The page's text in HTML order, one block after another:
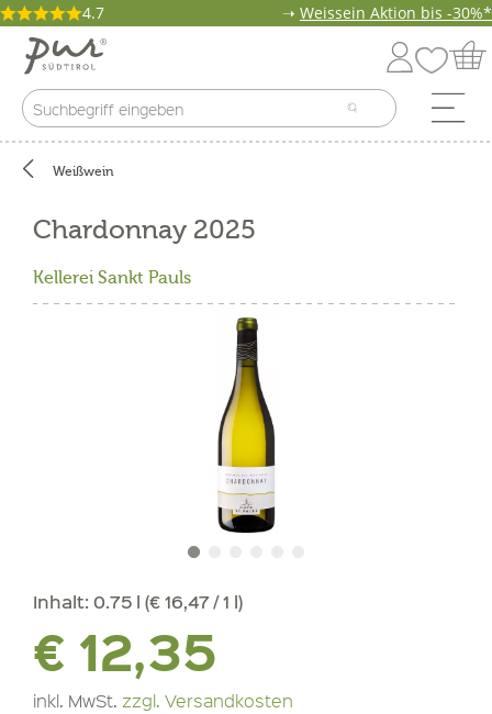
4.7 ➝ Weissein Aktion bis -30%*
Weißwein
Chardonnay 2025
Kellerei Sankt Pauls
Inhalt: 0.75 l (€ 16,47 / 1 l)
€ 12,35
inkl. MwSt. zzgl. Versandkosten